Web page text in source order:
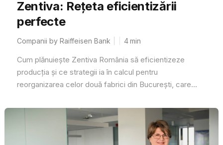
Zentiva: Rețeta eficientizării
perfecte
Companii by Raiffeisen Bank 4min
Cum plănuiește Zentiva România să eficientizeze
producția și ce strategii ia în calcul pentru
reorganizarea celor două fabrici din București, care...